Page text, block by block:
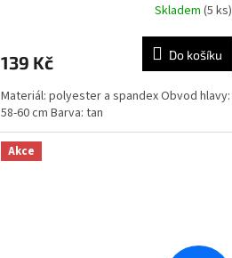
Skladem (5 ks)
139 Kč Do košíku
Materiál: polyester a spandex Obvod hlavy:
58-60 cm Barva: tan
Akce